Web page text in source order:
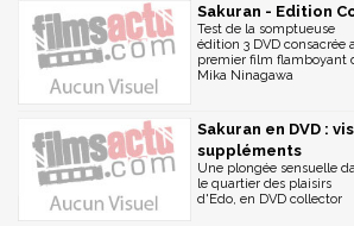
Sakuran - Edition
Test de la somptueuse
édition 3 DVD consacrée
premier film flamboyant
Mika Ninagawa
Sakuran en DVD :
suppléments
Une plongée sensuelle
le quartier des plaisirs
d'Edo, en DVD collector